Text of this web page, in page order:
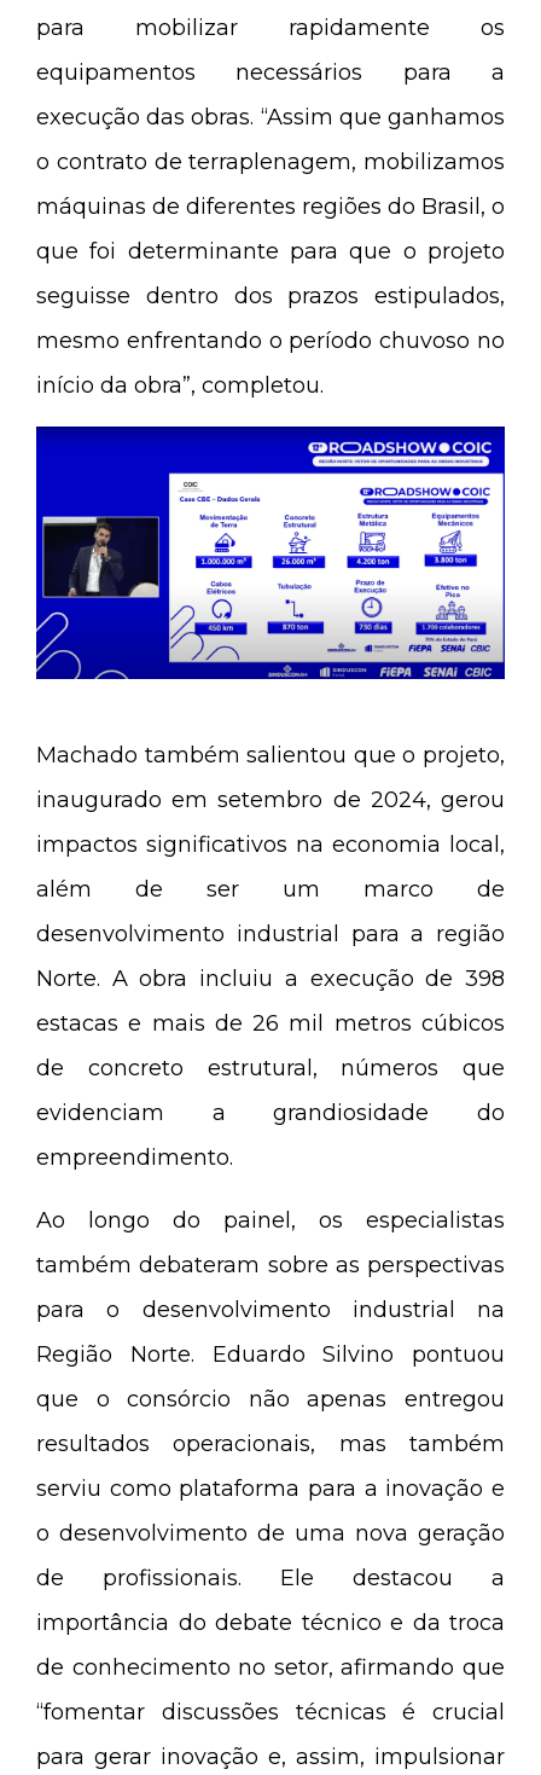
para mobilizar rapidamente os
equipamentos necessários para a
execução das obras. “Assim que ganhamos
o contrato de terraplenagem, mobilizamos
máquinas de diferentes regiões do Brasil, o
que foi determinante para que o projeto
seguisse dentro dos prazos estipulados,
mesmo enfrentando o período chuvoso no
início da obra”, completou.
Machado também salientou que o projeto,
inaugurado em setembro de 2024, gerou
impactos significativos na economia local,
além de ser um marco de
desenvolvimento industrial para a região
Norte. A obra incluiu a execução de 398
estacas e mais de 26 mil metros cúbicos
de concreto estrutural, números que
evidenciam a grandiosidade do
empreendimento.
Ao longo do painel, os especialistas
também debateram sobre as perspectivas
para o desenvolvimento industrial na
Região Norte. Eduardo Silvino pontuou
que o consórcio não apenas entregou
resultados operacionais, mas também
serviu como plataforma para a inovação e
o desenvolvimento de uma nova geração
de profissionais. Ele destacou a
importância do debate técnico e da troca
de conhecimento no setor, afirmando que
“fomentar discussões técnicas é crucial
para gerar inovação e, assim, impulsionar